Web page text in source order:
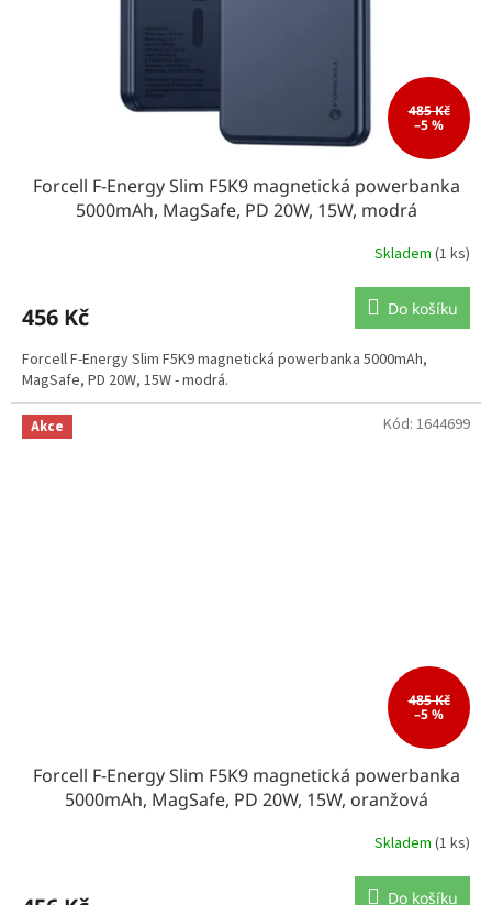
485 Kč
–5 %
Forcell F-Energy Slim F5K9 magnetická powerbanka
5000mAh, MagSafe, PD 20W, 15W, modrá
Skladem (1 ks)
456 Kč Do košíku
Forcell F-Energy Slim F5K9 magnetická powerbanka 5000mAh,
MagSafe, PD 20W, 15W - modrá.
Akce
485 Kč
–5 %
Forcell F-Energy Slim F5K9 magnetická powerbanka
5000mAh, MagSafe, PD 20W, 15W, oranžová
Skladem (1 ks)
Do košíku
Kód: 1644699